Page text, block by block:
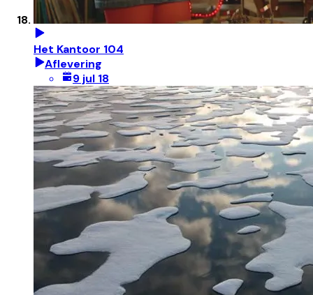
Het Kantoor 104
Aflevering
9 jul 18